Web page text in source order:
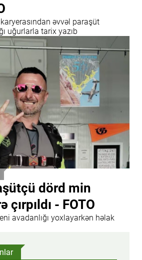
əvvəl paraşüt
uğurlarla tarix yazıb
dörd min
çırpıldı - FOTO
avadanlığı yoxlayarkən həlak